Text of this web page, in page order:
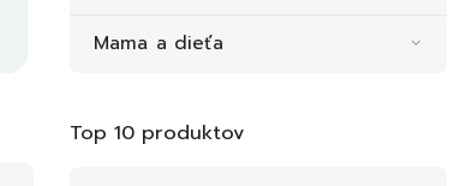
Mama a dieťa
Top 10 produktov